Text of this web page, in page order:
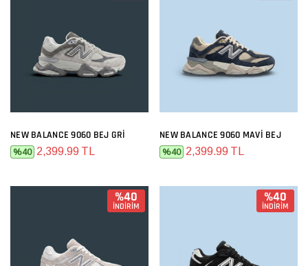
NEW BALANCE 9060 BEJ GRI
%40 2,399.99 TL
NEW BALANCE 9060 MAVI BEJ
%40 2,399.99 TL
%40
İNDİRİM
%40
İNDİRİM